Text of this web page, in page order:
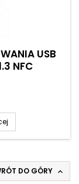
USB
NFC
DO GÓRY 